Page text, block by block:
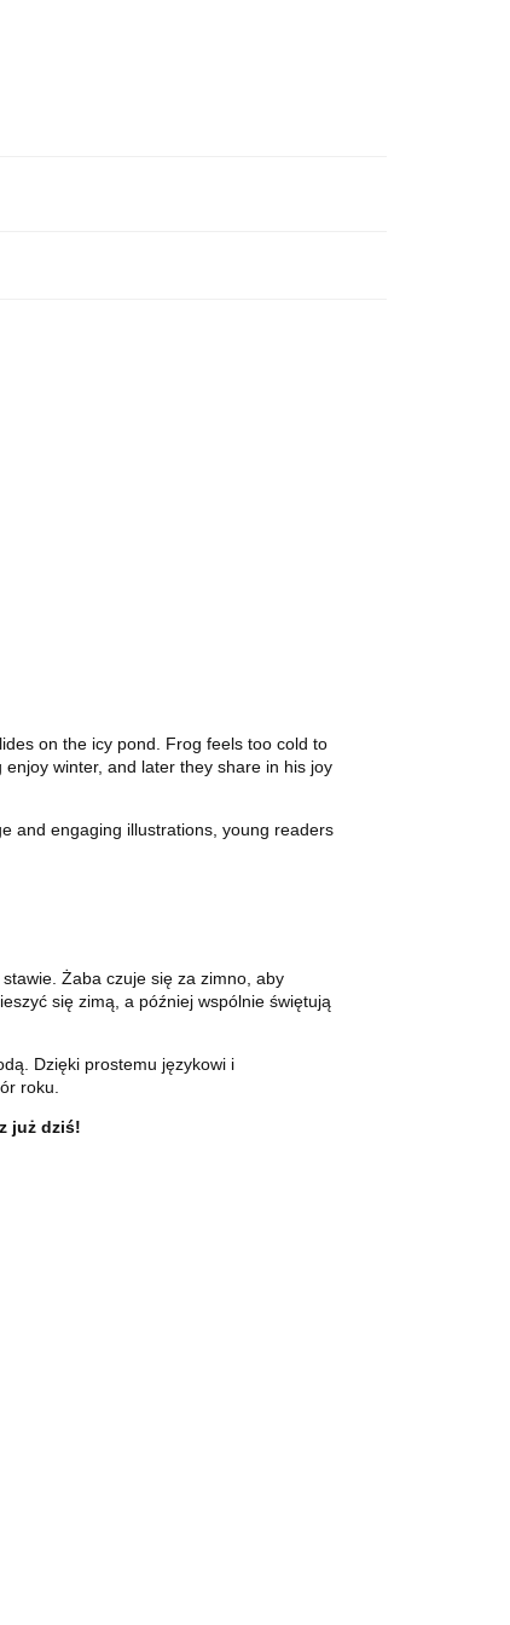
on the icy pond. Frog feels too cold to
winter, and later they share in his joy
and engaging illustrations, young readers
Żaba czuje się za zimno, aby
się zimą, a później wspólnie świętują
Dzięki prostemu językowi i
roku.
już dziś!